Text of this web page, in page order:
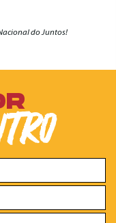
do Juntos!